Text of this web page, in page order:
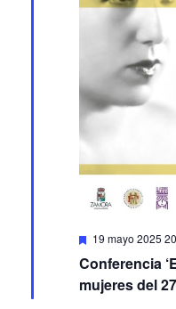
Featured
19 mayo 2025
Conferencia
mujeres del